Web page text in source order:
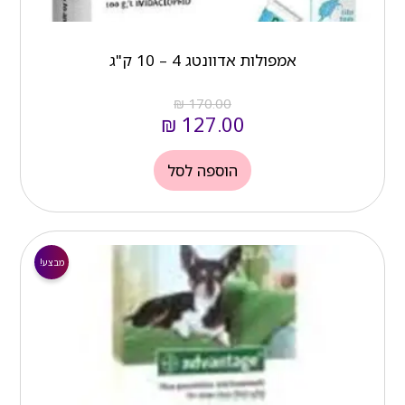
אמפולות אדוונטג 4 – 10 ק"ג
₪170.00
₪ 127.00
הוספה לסל
מבצע!
המחיר
המקורי
היה:
₪ 163.00.
המחיר
הנוכחי
הוא:
₪ 110.00.